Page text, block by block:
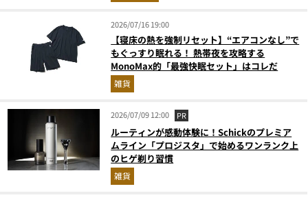
2026/07/16 19:00
【寝床の熱を強制リセット】“エアコンなし”で
もぐっすり眠れる！ 熱帯夜を攻略する
MonoMax的「最強快眠セット」はコレだ
雑貨
2026/07/09 12:00 PR
ルーティンが感動体験に！Schickのプレミア
ムライン「プロジスタ」で始めるワンランク上
のヒゲ剃り習慣
雑貨